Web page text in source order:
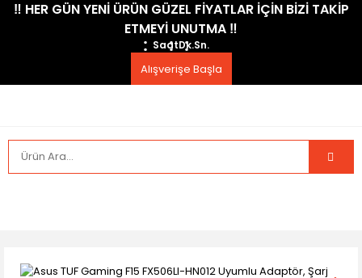
​‼️​ HER GÜN YENİ ÜRÜN GÜZEL FİYATLAR İÇİN BİZİ TAKİP
ETMEYİ UNUTMA ​‼️​
SaatDk.Sn.
Alışverişe Başla